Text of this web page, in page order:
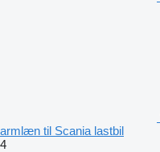
armlæn til Scania lastbil
4